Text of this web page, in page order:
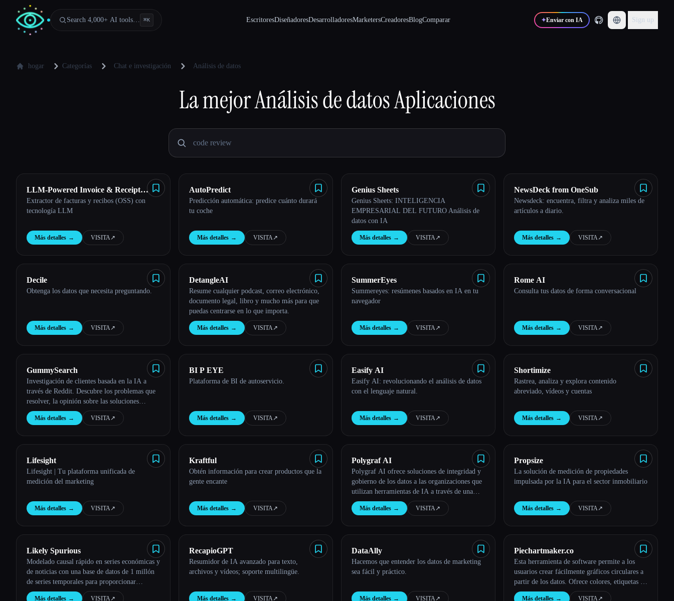
Search 4,000+ AI tools… ⌘K EscritoresDiseñadoresDesarrolladoresMarketersCreadoresBlogComparar ✦Enviar con IA Sign up
hogar Categorías Chat e investigación Análisis de datos
La mejorAnálisis de datosAplicaciones
LLM-Powered Invoice & Receipt
Extractor (OSS)
Extractor de facturas y recibos (OSS) con
tecnología LLM
Más detalles → VISITA↗︎
AutoPredict
Predicción automática: predice cuánto durará
tu coche
Más detalles → VISITA↗︎
Genius Sheets
Genius Sheets: INTELIGENCIA
EMPRESARIAL DEL FUTURO Análisis de
datos con IA
Más detalles → VISITA↗︎
NewsDeck from OneSub
Newsdeck: encuentra, filtra y analiza miles de
artículos a diario.
Más detalles → VISITA↗︎
Decile
Obtenga los datos que necesita preguntando.
Más detalles → VISITA↗︎
DetangleAI
Resume cualquier podcast, correo electrónico,
documento legal, libro y mucho más para que
puedas centrarse en lo que importa.
Más detalles → VISITA↗︎
SummerEyes
Summereyes: resúmenes basados en IA en tu
navegador
Más detalles → VISITA↗︎
Rome AI
Consulta tus datos de forma conversacional
Más detalles → VISITA↗︎
GummySearch
Investigación de clientes basada en la IA a
través de Reddit. Descubre los problemas que
resolver, la opinión sobre las soluciones
actuales y las personas que quieren comprar tu
producto.
Más detalles → VISITA↗︎
BI P EYE
Plataforma de BI de autoservicio.
Más detalles → VISITA↗︎
Easify AI
Easify AI: revolucionando el análisis de datos
con el lenguaje natural.
Más detalles → VISITA↗︎
Shortimize
Rastrea, analiza y explora contenido
abreviado, vídeos y cuentas
Más detalles → VISITA↗︎
Lifesight
Lifesight | Tu plataforma unificada de
medición del marketing
Más detalles → VISITA↗︎
Kraftful
Obtén información para crear productos que la
gente encante
Más detalles → VISITA↗︎
Polygraf AI
Polygraf AI ofrece soluciones de integridad y
gobierno de los datos a las organizaciones que
utilizan herramientas de IA a través de una
interfaz de usuario local de Zero Trust.
Más detalles → VISITA↗︎
Propsize
La solución de medición de propiedades
impulsada por la IA para el sector inmobiliario
Más detalles → VISITA↗︎
Likely Spurious
Modelado causal rápido en series económicas y
de noticias con una base de datos de 1 millón
de series temporales para proporcionar
información y ayudar a explicar mejor el
Más detalles → VISITA↗︎
RecapioGPT
Resumidor de IA avanzado para texto,
archivos y vídeos; soporte multilingüe.
Más detalles → VISITA↗︎
DataAlly
Hacemos que entender los datos de marketing
sea fácil y práctico.
Más detalles → VISITA↗︎
Piechartmaker.co
Esta herramienta de software permite a los
usuarios crear fácilmente gráficos circulares a
partir de los datos. Ofrece colores, etiquetas y
tamaños de gráficos personalizables, lo que
Más detalles → VISITA↗︎